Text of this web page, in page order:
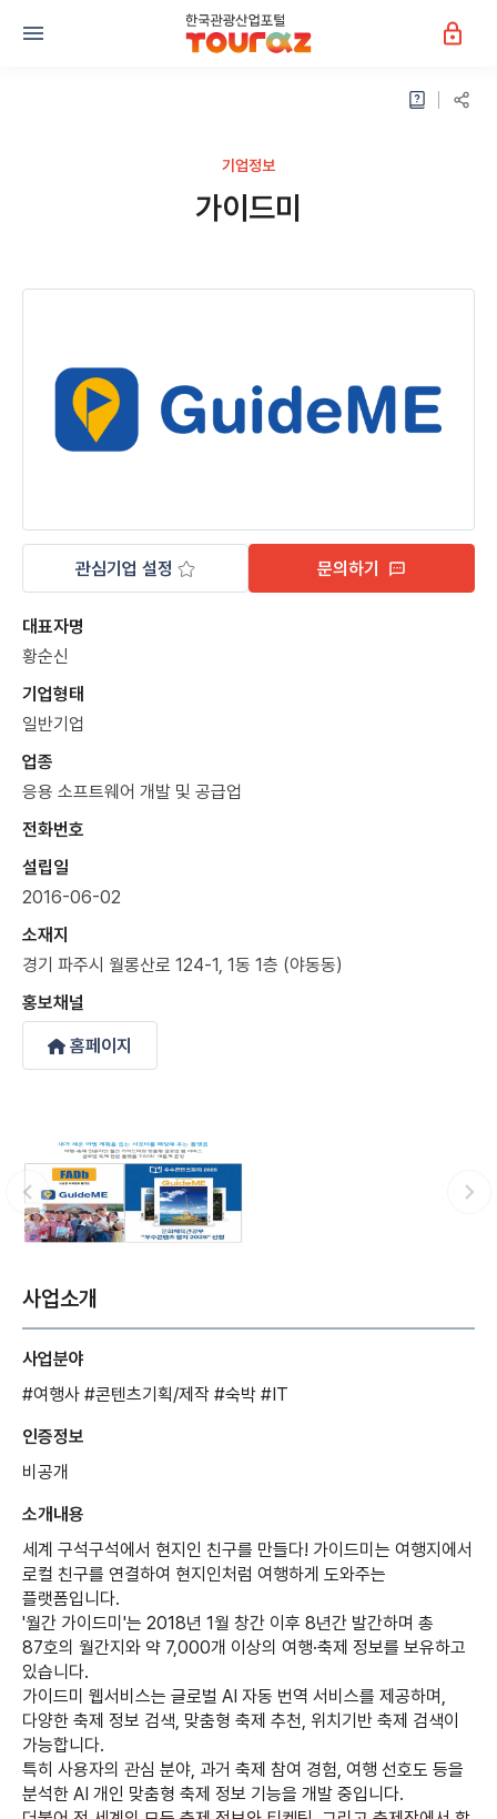
기업정보
가이드미
관심기업 설정 문의하기
대표자명
황순신
기업형태
일반기업
업종
응용 소프트웨어 개발 및 공급업
전화번호
설립일
2016-06-02
소재지
경기 파주시 월롱산로 124-1, 1동 1층 (야동동)
홍보채널
홈페이지
사업소개
사업분야
#여행사 #콘텐츠기획/제작 #숙박 #IT
인증정보
비공개
소개내용
세계 구석구석에서 현지인 친구를 만들다! 가이드미는 여행지에서
로컬 친구를 연결하여 현지인처럼 여행하게 도와주는
플랫폼입니다.
'월간 가이드미'는 2018년 1월 창간 이후 8년간 발간하며 총
87호의 월간지와 약 7,000개 이상의 여행·축제 정보를 보유하고
있습니다.
가이드미 웹서비스는 글로벌 AI 자동 번역 서비스를 제공하며,
다양한 축제 정보 검색, 맞춤형 축제 추천, 위치기반 축제 검색이
가능합니다.
특히 사용자의 관심 분야, 과거 축제 참여 경험, 여행 선호도 등을
분석한 AI 개인 맞춤형 축제 정보 기능을 개발 중입니다.